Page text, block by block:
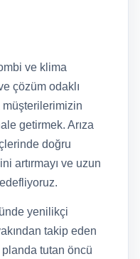
ve klima
çözüm odaklı
getirmek. Arıza
doğru
artırmayı ve uzun
yenilikçi
takip eden
tutan öncü